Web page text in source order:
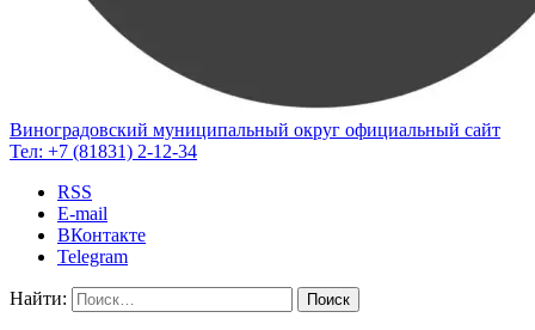
Виноградовский муниципальный округ официальный сайт
Тел: +7 (81831) 2-12-34
RSS
E-mail
ВКонтакте
Telegram
Найти: